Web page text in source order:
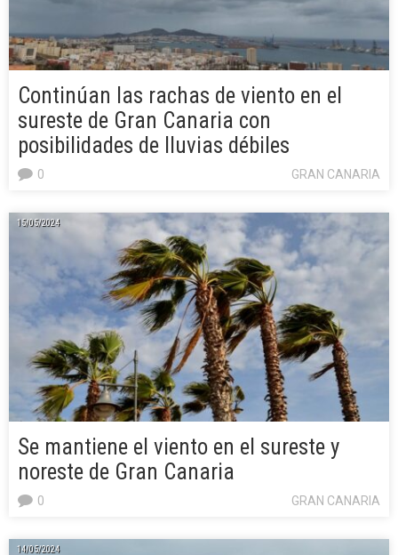
Continúan las rachas de viento en el
sureste de Gran Canaria con
posibilidades de lluvias débiles
GRAN CANARIA
0
15/05/2024
Se mantiene el viento en el sureste y
noreste de Gran Canaria
GRAN CANARIA
0
14/05/2024